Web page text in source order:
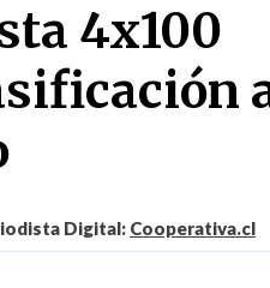
4x100
Digital: Cooperativa.cl